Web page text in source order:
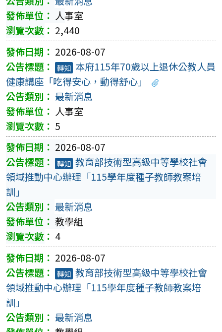
人事室
2,440
2026-08-07
轉知 本府115年70歲以上退休公教人員
健康講座「吃得安心，動得舒心」
最新消息
人事室
5
2026-08-07
轉知 教育部技術型高級中等學校社會
領域推動中心辦理「115學年度種子教師教案培
訓」
最新消息
教學組
4
2026-08-07
轉知 教育部技術型高級中等學校社會
領域推動中心辦理「115學年度種子教師教案培
訓」
最新消息